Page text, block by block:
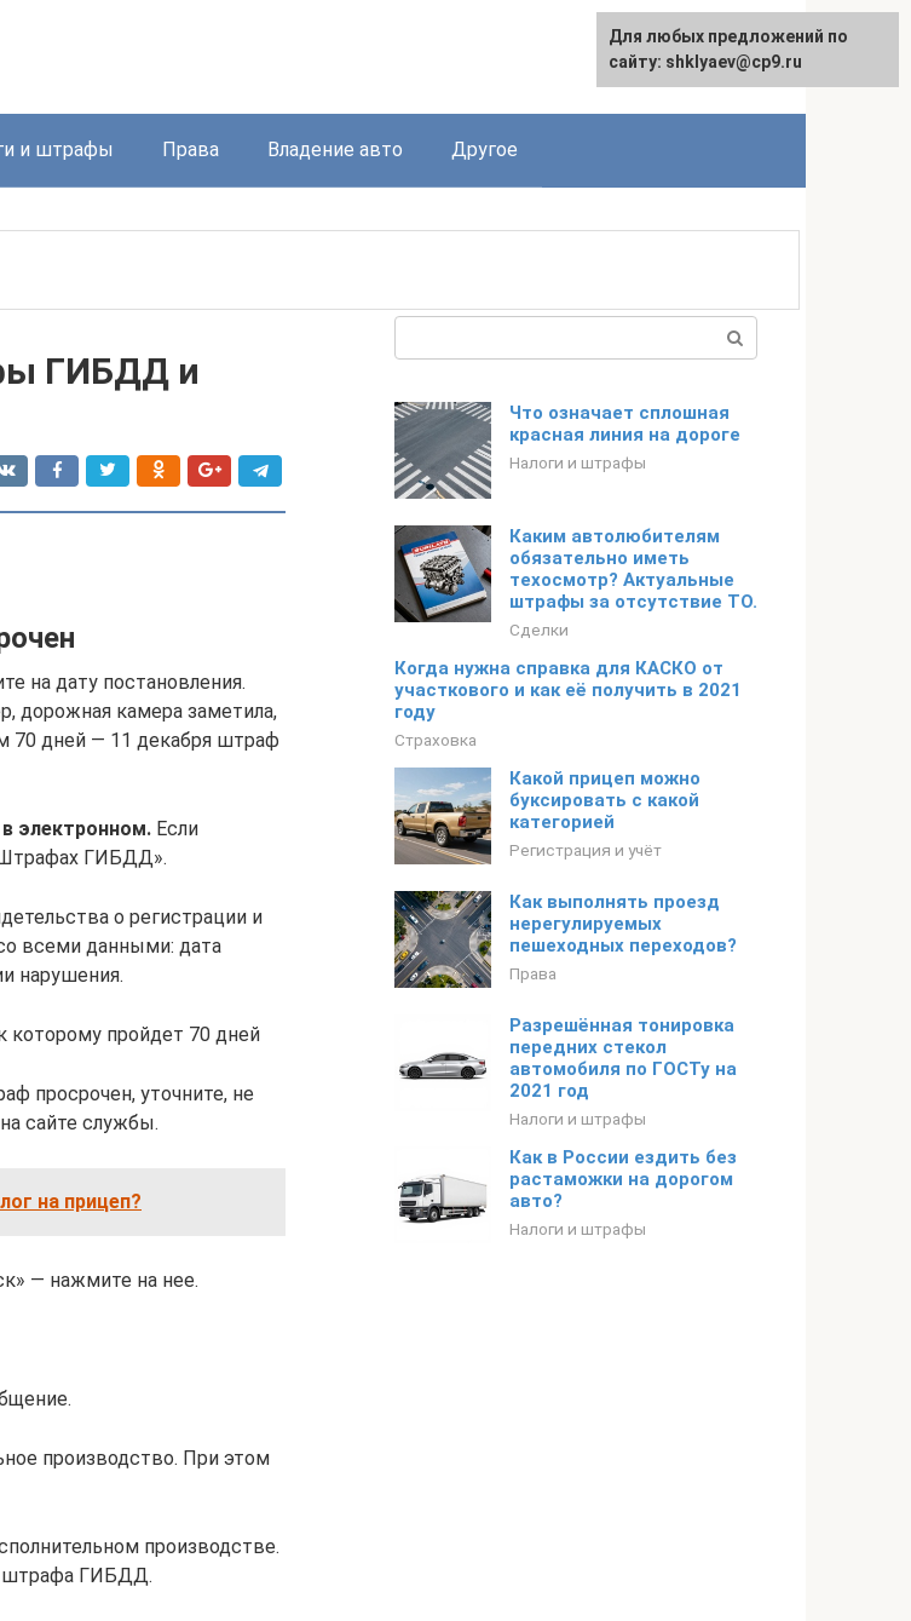
и штрафы Права Владение авто Другое
ГИБДД и
на дату постановления.
дорожная камера заметила,
70 дней — 11 декабря штраф
электронном. Если
ГИБДД».
о регистрации и
всеми данными: дата
нарушения.
пройдет 70 дней
просрочен, уточните, не
сайте службы.
на прицеп?
— нажмите на нее.
производство. При этом
производстве.
штрафа ГИБДД.
Что означает сплошная
красная линия на дороге
Налоги и штрафы
Каким автолюбителям
обязательно иметь
техосмотр? Актуальные
штрафы за отсутствие ТО.
Сделки
Когда нужна справка для КАСКО от
участкового и как её получить в 2021
году
Страховка
Какой прицеп можно
буксировать с какой
категорией
Регистрация и учёт
Как выполнять проезд
нерегулируемых
пешеходных переходов?
Права
Разрешённая тонировка
передних стекол
автомобиля по ГОСТу на
2021 год
Налоги и штрафы
Как в России ездить без
растаможки на дорогом
авто?
Налоги и штрафы
Для любых предложений по
сайту: shklyaev@cp9.ru